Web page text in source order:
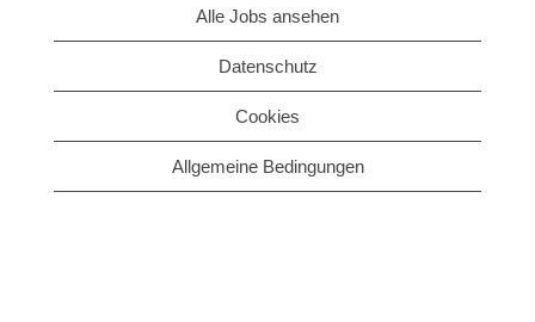
Alle Jobs ansehen
Datenschutz
Cookies
Allgemeine Bedingungen